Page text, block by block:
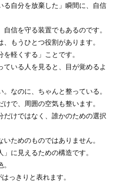
る自分を放棄した」瞬間に、自信
信を守る装置でもあるのです。
もうひとつ役割があります。
軽くする」ことです。
いる人を見ると、目が覚めるよ
なのに、ちゃんと整っている。
で、周囲の空気も整います。
だけではなく、誰かのための選択
ためのものではありません。
」に見えるための構造です。
っきりと表れます。